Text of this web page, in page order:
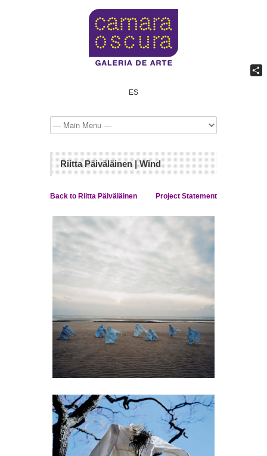
ES
Riitta Päiväläinen | Wind
Project Statement
Back to Riitta Päiväläinen